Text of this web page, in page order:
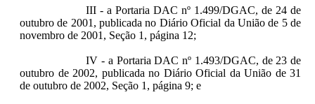
III - a Portaria DAC nº 1.499/DGAC, de 24 de
outubro de 2001, publicada no Diário Oficial da União de 5 de
novembro de 2001, Seção 1, página 12;
IV - a Portaria DAC nº 1.493/DGAC, de 23 de
outubro de 2002, publicada no Diário Oficial da União de 31
de outubro de 2002, Seção 1, página 9; e